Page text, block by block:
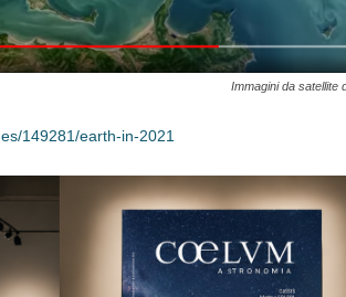
Immagini da satellite
149281/earth-in-2021